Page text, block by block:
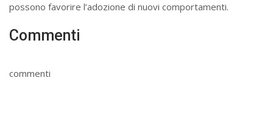
possono favorire l’adozione di nuovi comportamenti.
Commenti
commenti